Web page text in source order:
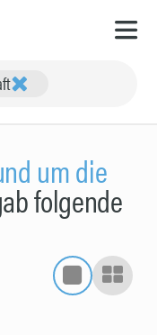
um die
folgende